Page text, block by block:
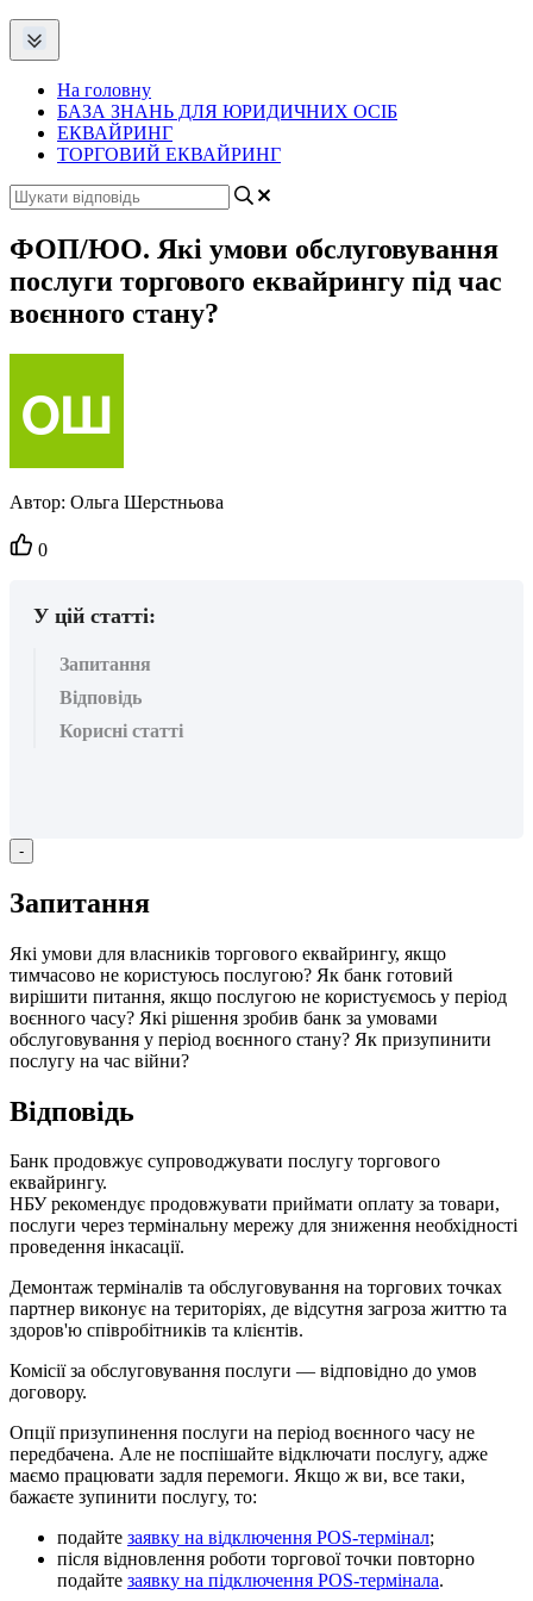
На головну
БАЗА ЗНАНЬ ДЛЯ ЮРИДИЧНИХ ОСІБ
ЕКВАЙРИНГ
ТОРГОВИЙ ЕКВАЙРИНГ
ФОП/ЮО. Які умови обслуговування
послуги торгового еквайрингу під час
воєнного стану?
Автор: Ольга Шерстньова
Кількість
вподобайок:
0
У цій статті:
Запитання
Відповідь
Корисні статті
-
Запитання
Які умови для власників торгового еквайрингу, якщо
тимчасово не користуюсь послугою? Як банк готовий
вирішити питання, якщо послугою не користуємось у період
воєнного часу? Які рішення зробив банк за умовами
обслуговування у період воєнного стану? Як призупинити
послугу на час війни?
Відповідь
Банк продовжує супроводжувати послугу торгового
еквайрингу.
НБУ рекомендує продовжувати приймати оплату за товари,
послуги через термінальну мережу для зниження необхідності
проведення інкасації.
Демонтаж терміналів та обслуговування на торгових точках
партнер виконує на територіях, де відсутня загроза життю та
здоров'ю співробітників та клієнтів.
Комісії за обслуговування послуги — відповідно до умов
договору.
Опції призупинення послуги на період воєнного часу не
передбачена. Але не поспішайте відключати послугу, адже
маємо працювати задля перемоги. Якщо ж ви, все таки,
бажаєте зупинити послугу, то:
подайте заявку на відключення POS-термінал;
після відновлення роботи торгової точки повторно
подайте заявку на підключення POS-термінала.